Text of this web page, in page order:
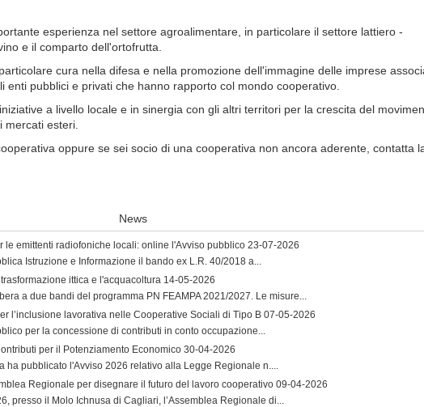
esperienza nel settore agroalimentare, in particolare il settore lattiero -
e il comparto dell'ortofrutta.
cura nella difesa e nella promozione dell'immagine delle imprese
enti pubblici e privati che hanno rapporto col mondo cooperativo.
a livello locale e in sinergia con gli altri territori per la crescita del
esteri.
oppure se sei socio di una cooperativa non ancora aderente, contatta
News
le emittenti radiofoniche locali: online l'Avviso pubblico 23-07-2026
Istruzione e Informazione il bando ex L.R. 40/2018 a...
ittica e l'acquacoltura 14-05-2026
a due bandi del programma PN FEAMPA 2021/2027. Le misure...
l’inclusione lavorativa nelle Cooperative Sociali di Tipo B 07-05-2026
per la concessione di contributi in conto occupazione...
per il Potenziamento Economico 30-04-2026
ha pubblicato l'Avviso 2026 relativo alla Legge Regionale n....
Regionale per disegnare il futuro del lavoro cooperativo 09-04-2026
presso il Molo Ichnusa di Cagliari, l’Assemblea Regionale di...